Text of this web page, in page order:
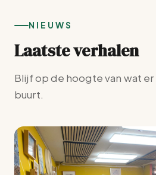
NIEUWS
Laatste verhalen
Blijf op de hoogte van wat
buurt.